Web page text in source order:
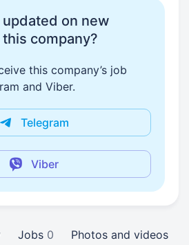
on new
company?
this company’s job
and Viber.
Telegram
Viber
Jobs 0 Photos and videos